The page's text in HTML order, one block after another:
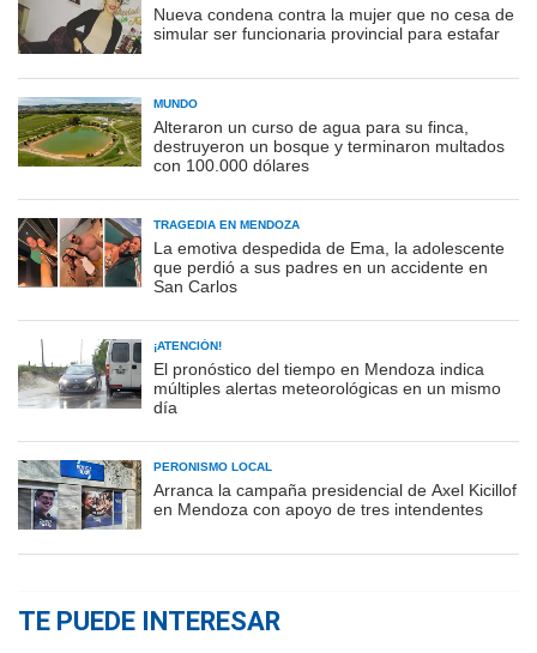
Nueva condena contra la mujer que no cesa de
simular ser funcionaria provincial para estafar
MUNDO
Alteraron un curso de agua para su finca,
destruyeron un bosque y terminaron multados
con 100.000 dólares
TRAGEDIA EN MENDOZA
La emotiva despedida de Ema, la adolescente
que perdió a sus padres en un accidente en
San Carlos
¡ATENCIÓN!
El pronóstico del tiempo en Mendoza indica
múltiples alertas meteorológicas en un mismo
día
PERONISMO LOCAL
Arranca la campaña presidencial de Axel Kicillof
en Mendoza con apoyo de tres intendentes
TE PUEDE INTERESAR